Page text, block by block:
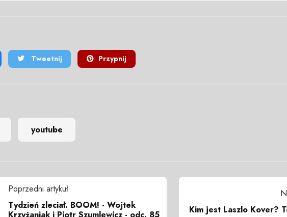
Tweetnij Przypnij
youtube
Poprzedni artykuł
Tydzień zleciał. BOOM! - Wojtek
Krzyżaniak i Piotr Szumlewicz - odc. 85
Kim jest Laszlo Kover?